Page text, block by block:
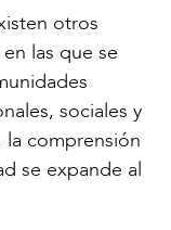
otros
las que se
sociales y
la comprensión
se expande al